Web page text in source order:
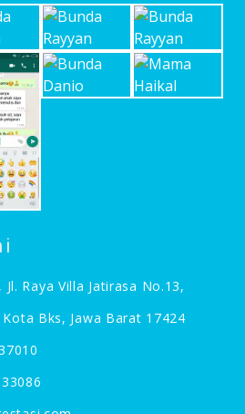
Raya Villa Jatirasa No.13,
Bks, Jawa Barat 17424